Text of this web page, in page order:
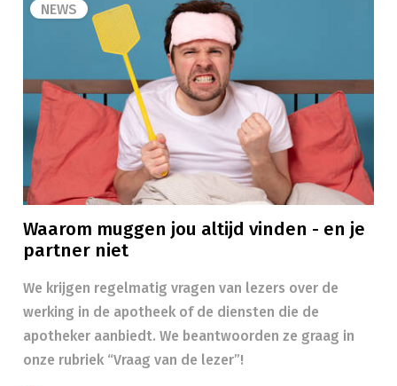
NEWS
Waarom muggen jou altijd vinden - en je
partner niet
We krijgen regelmatig vragen van lezers over de
werking in de apotheek of de diensten die de
apotheker aanbiedt. We beantwoorden ze graag in
onze rubriek “Vraag van de lezer”!